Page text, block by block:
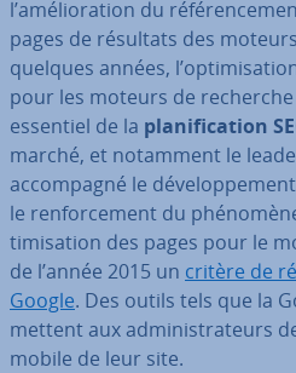
l’amé­lio­ra­tion du
pages de résultats des
quelques années,
pour les moteurs de
essentiel de la pla­ni­fi­ca­tion
marché, et notamment le
ac­com­pagné le
le ren­for­ce­ment du
ti­mi­sa­tion des pages pour le
de l’année 2015 un critère de
Google. Des outils tels que la
met­tent aux ad­mi­nis­tra­teurs
mobile de leur site.